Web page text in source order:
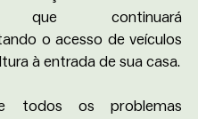
que continuará
o acesso de veículos
à entrada de sua casa.
todos os problemas